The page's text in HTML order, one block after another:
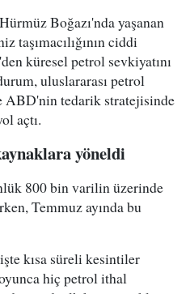
Boğazı'nda yaşanan
taşımacılığının ciddi
küresel petrol sevkiyatını
uluslararası petrol
ABD'nin tedarik stratejisinde
açtı.
yöneldi
800 bin varilin üzerinde
Temmuz ayında bu
kısa süreli kesintiler
hiç petrol ithal